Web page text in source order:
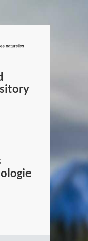
/
Canada